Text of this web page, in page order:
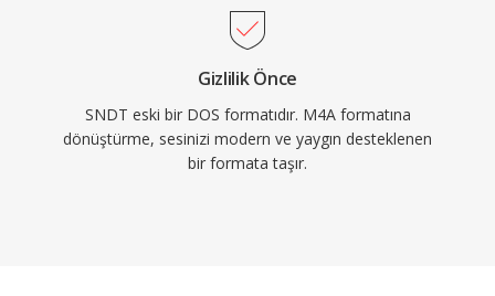
Gizlilik Önce
SNDT eski bir DOS formatıdır. M4A formatına
dönüştürme, sesinizi modern ve yaygın desteklenen
bir formata taşır.